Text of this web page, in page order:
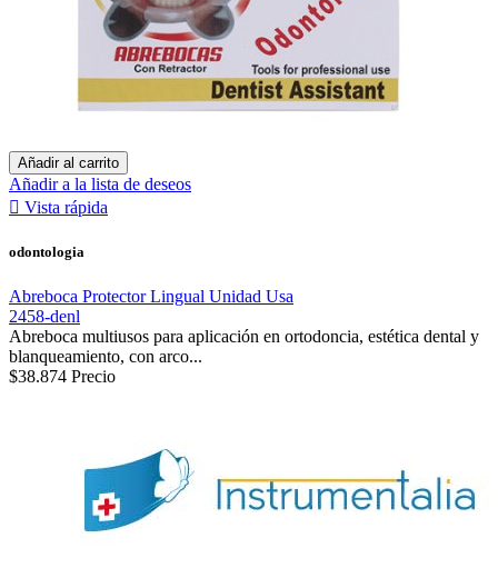
Añadir al carrito
Añadir a la lista de deseos
 Vista rápida
odontologia
Abreboca Protector Lingual Unidad Usa
2458-denl
Abreboca multiusos para aplicación en ortodoncia, estética dental y
blanqueamiento, con arco...
$38.874 Precio